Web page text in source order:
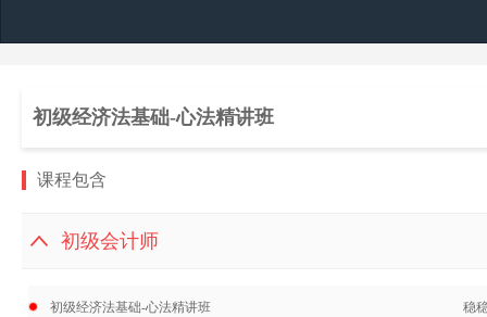
初级经济法基础-心法精讲班
课程包含
初级会计师
初级经济法基础-心法精讲班 稳